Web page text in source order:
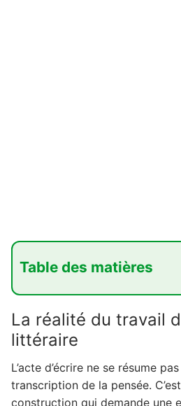
Table des matières
2. Se former pour
structuré
2.2. L'apport des ateliers
La réalité du travail
littéraire
L’acte d’écrire ne se résume
transcription de la pensée.
construction qui demande une